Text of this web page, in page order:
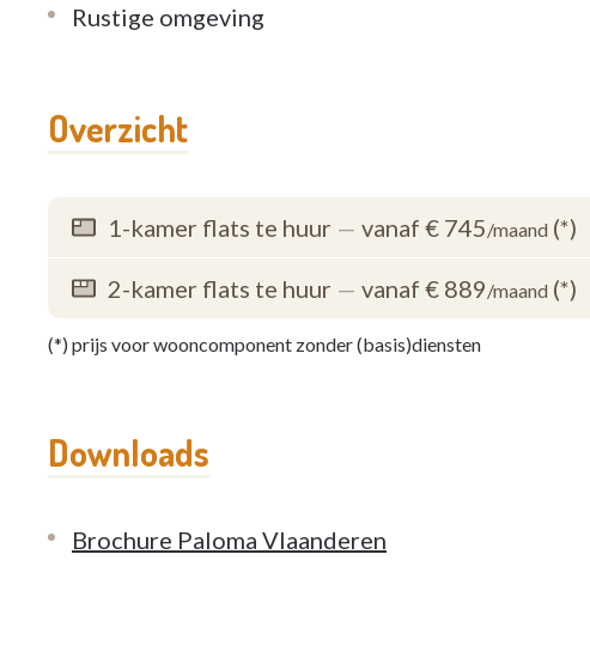
Rustige omgeving
Overzicht
1-kamer flats te huur — vanaf € 745/maand (*)
2-kamer flats te huur — vanaf € 889/maand (*)
(*) prijs voor wooncomponent zonder (basis)diensten
Downloads
Brochure Paloma Vlaanderen